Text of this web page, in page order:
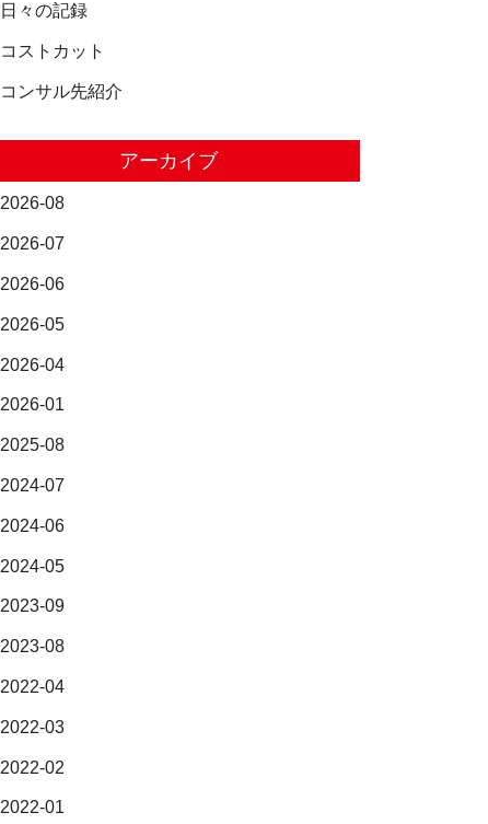
日々の記録
コストカット
コンサル先紹介
アーカイブ
2026-08
2026-07
2026-06
2026-05
2026-04
2026-01
2025-08
2024-07
2024-06
2024-05
2023-09
2023-08
2022-04
2022-03
2022-02
2022-01